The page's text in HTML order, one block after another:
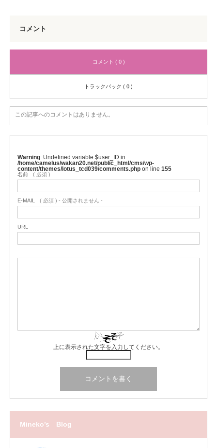
コメント
コメント ( 0 )
トラックバック ( 0 )
この記事へのコメントはありません。
Warning : Undefined variable $user_ID in
/home/camelus/wakan20.net/public_html/cms/wp-
content/themes/lotus_tcd039/comments.php on line 155
名前 ( 必須 )
E-MAIL ( 必須 ) - 公開されません -
URL
上に表示された文字を入力してください。
Mineko’s Blog